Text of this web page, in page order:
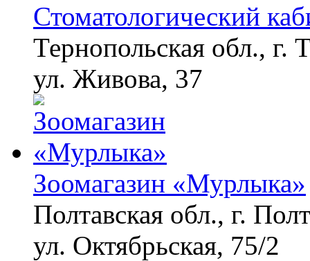
Стоматологический
Тернопольская обл., г.
ул. Живова, 37
Зоомагазин «Мурлыка»
Полтавская обл., г.
ул. Октябрьская, 75/2